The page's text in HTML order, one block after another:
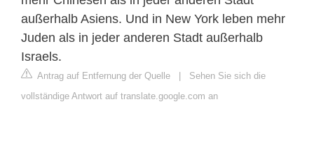
außerhalb Asiens. Und in New York leben mehr
Juden als in jeder anderen Stadt außerhalb
Israels.
Antrag auf Entfernung der Quelle | Sehen Sie sich die
vollständige Antwort auf translate.google.com an